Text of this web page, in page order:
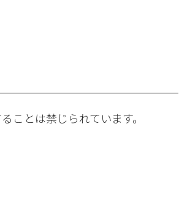
ことは禁じられています。